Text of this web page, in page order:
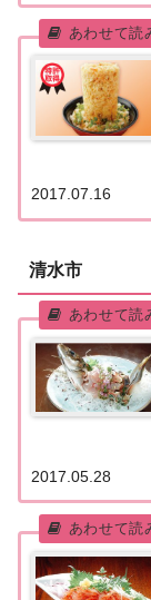
2017.07.16
清水市
2017.05.28